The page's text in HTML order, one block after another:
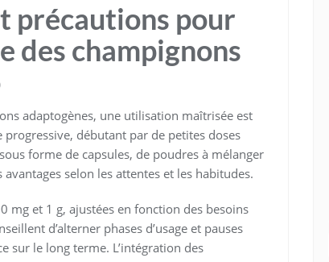
précautions pour
des champignons
adaptogènes, une utilisation maîtrisée est
débutant par de petites doses
forme de capsules, de poudres à mélanger
selon les attentes et les habitudes.
mg et 1 g, ajustées en fonction des besoins
d’alterner phases d’usage et pauses
sur le long terme. L’intégration des